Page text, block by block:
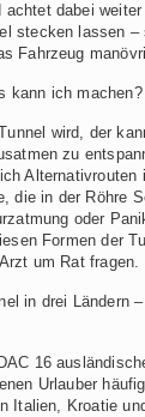
achtet dabei
stecken lassen –
Fahrzeug
kann ich machen?
wird, der
zu
Alternativrouten
die in der Röhre
oder
Formen der
um Rat fragen.
in drei Ländern
16
Urlauber
Italien, Kroatie